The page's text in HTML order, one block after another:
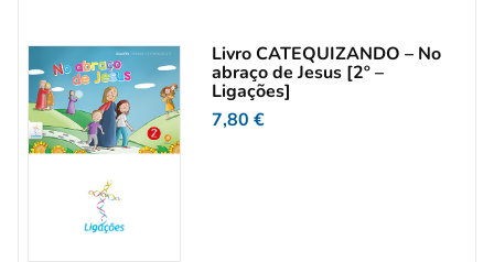
Livro CATEQUIZANDO – No
abraço de Jesus [2º –
Ligações]
7,80€